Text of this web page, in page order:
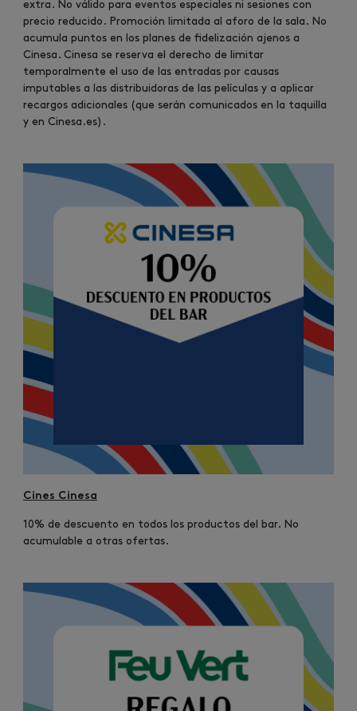
extra. No válido para eventos especiales ni sesiones con
precio reducido. Promoción limitada al aforo de la sala. No
acumula puntos en los planes de fidelización ajenos a
Cinesa. Cinesa se reserva el derecho de limitar
temporalmente el uso de las entradas por causas
imputables a las distribuidoras de las películas y a aplicar
recargos adicionales (que serán comunicados en la taquilla
y en Cinesa.es).
Image
Cines Cinesa
10% de descuento en todos los productos del bar. No
acumulable a otras ofertas.
Image